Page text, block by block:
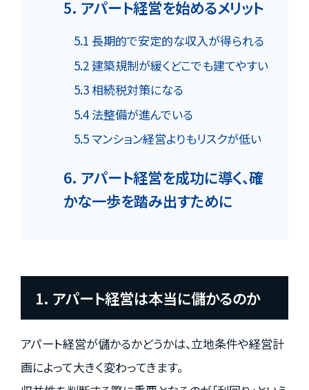
5. アパート経営を始めるメリット
5.1 長期的で安定的な収入が得られる
5.2 建築規制が緩くどこでも建てやすい
5.3 相続税対策になる
5.4 法整備が進んでいる
5.5 マンション経営よりもリスクが低い
6. アパート経営を成功に導く、確
かな一歩を踏み出すために
1. アパート経営は本当に儲かるのか
アパート経営が儲かるかどうかは、立地条件や経営計
画によって大きく変わってきます。